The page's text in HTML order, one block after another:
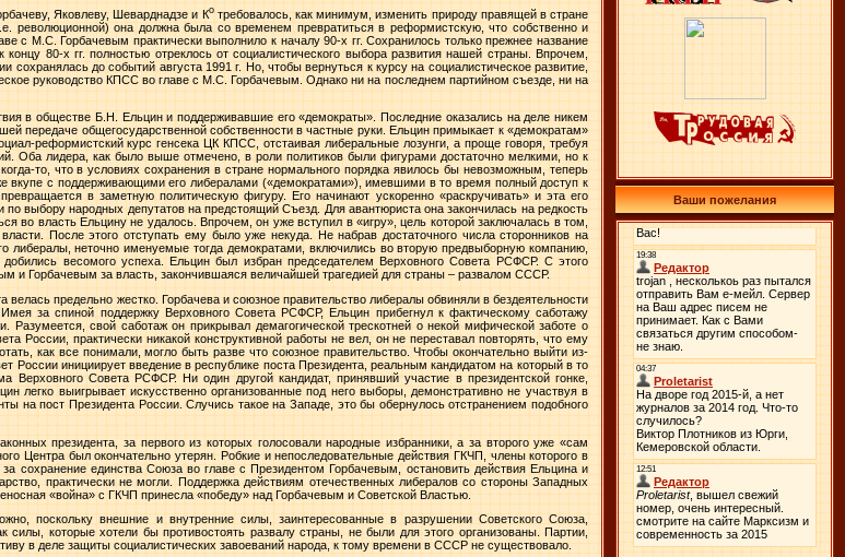
Яковлеву, Шеварднадзе и Котребовалось, как минимум, изменить природу правящей в стране
революционной) она должна была со временем превратиться в реформистскую, что собственно и
с М.С. Горбачевым практически выполнило к началу 90-х гг. Сохранилось только прежнее название
80-х гг. полностью отреклось от социалистического выбора развития нашей страны. Впрочем,
сохранялась до событий августа 1991 г. Но, чтобы вернуться к курсу на социалистическое развитие,
руководство КПСС во главе с М.С. Горбачевым. Однако ни на последнем партийном съезде, ни на
в обществе Б.Н. Ельцин и поддерживавшие его «демократы». Последние оказались на деле никем
передаче общегосударственной собственности в частные руки. Ельцин примыкает к «демократам»
реформистский курс генсека ЦК КПСС, отстаивая либеральные лозунги, а проще говоря, требуя
Оба лидера, как было выше отмечено, в роли политиков были фигурами достаточно мелкими, но к
то, что в условиях сохранения в стране нормального порядка явилось бы невозможным, теперь
вкупе с поддерживающими его либералами («демократами»), имевшими в то время полный доступ к
в заметную политическую фигуру. Его начинают ускоренно «раскручивать» и эта его
по выбору народных депутатов на предстоящий Съезд. Для авантюриста она закончилась на редкость
во власть Ельцину не удалось. Впрочем, он уже вступил в «игру», цель которой заключалась в том,
После этого отступать ему было уже некуда. Не набрав достаточного числа сторонников на
либералы, неточно именуемые тогда демократами, включились во вторую предвыборную компанию,
весомого успеха. Ельцин был избран председателем Верховного Совета РСФСР. С этого
и Горбачевым за власть, закончившаяся величайшей трагедией для страны – развалом СССР.
предельно жестко. Горбачева и союзное правительство либералы обвиняли в бездеятельности
за спиной поддержку Верховного Совета РСФСР, Ельцин прибегнул к фактическому саботажу
Разумеется, свой саботаж он прикрывал демагогической трескотней о некой мифической заботе о
России, практически никакой конструктивной работы не вел, он не переставал повторять, что ему
как все понимали, могло быть разве что союзное правительство. Чтобы окончательно выйти из-
России инициирует введение в республике поста Президента, реальным кандидатом на который в то
Верховного Совета РСФСР. Ни один другой кандидат, принявший участие в президентской гонке,
легко выигрывает искусственно организованные под него выборы, демонстративно не участвуя в
на пост Президента России. Случись такое на Западе, это бы обернулось отстранением подобного
президента, за первого из которых голосовали народные избранники, а за второго уже «сам
Центра был окончательно утерян. Робкие и непоследовательные действия ГКЧП, члены которого в
сохранение единства Союза во главе с Президентом Горбачевым, остановить действия Ельцина и
практически не могли. Поддержка действиям отечественных либералов со стороны Западных
«война» с ГКЧП принесла «победу» над Горбачевым и Советской Властью.
поскольку внешние и внутренние силы, заинтересованные в разрушении Советского Союза,
силы, которые хотели бы противостоять развалу страны, не были для этого организованы. Партии,
в деле защиты социалистических завоеваний народа, к тому времени в СССР не существовало.
Ваши пожелания